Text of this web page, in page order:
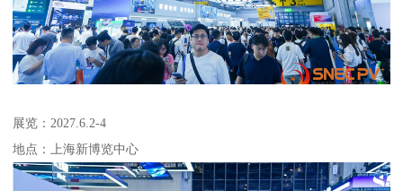
展览：2027.6.2-4
地点：上海新博览中心